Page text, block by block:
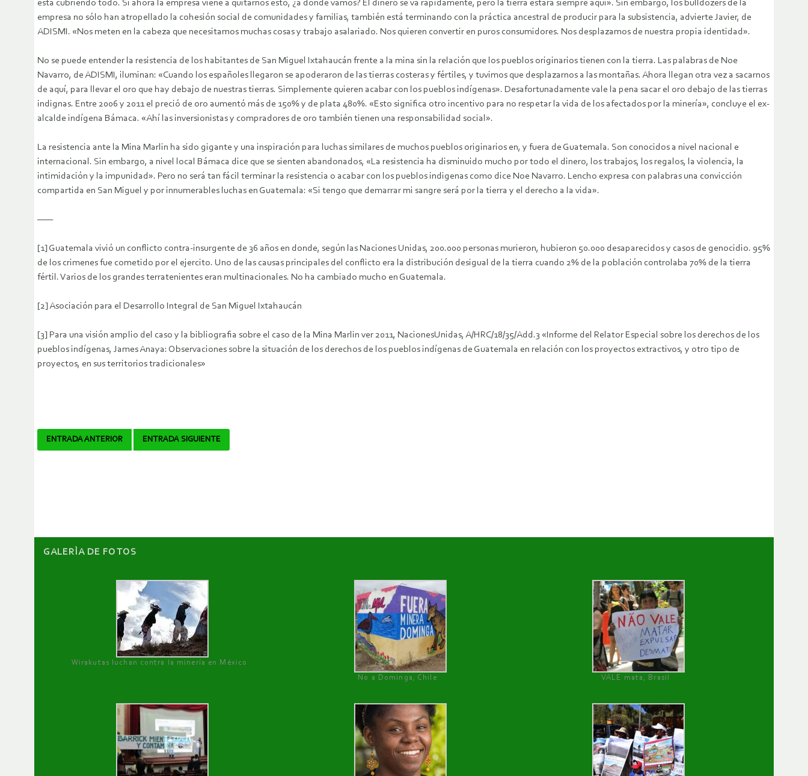
está cubriendo todo. Si ahora la empresa viene a quitarnos esto, ¿a dónde vamos? El dinero se va rápidamente, pero la tierra estará siempre aquí». Sin embargo, los bulldozers de la
empresa no sólo han atropellado la cohesión social de comunidades y familias, también está terminando con la práctica ancestral de producir para la subsistencia, advierte Javier, de
ADISMI. «Nos meten en la cabeza que necesitamos muchas cosas y trabajo asalariado. Nos quieren convertir en puros consumidores. Nos desplazamos de nuestra propia identidad».
No se puede entender la resistencia de los habitantes de San Miguel Ixtahaucán frente a la mina sin la relación que los pueblos originarios tienen con la tierra. Las palabras de Noe
Navarro, de ADISMI, iluminan: «Cuando los españoles llegaron se apoderaron de las tierras costeras y fértiles, y tuvimos que desplazarnos a las montañas. Ahora llegan otra vez a sacarnos
de aquí, para llevar el oro que hay debajo de nuestras tierras. Simplemente quieren acabar con los pueblos indígenas». Desafortunadamente vale la pena sacar el oro debajo de las tierras
indignas. Entre 2006 y 2011 el preció de oro aumentó más de 150% y de plata 480%. «Esto significa otro incentivo para no respetar la vida de los afectados por la minería», concluye el ex-
alcalde indígena Bámaca. «Ahí las inversionistas y compradores de oro también tienen una responsabilidad social».
La resistencia ante la Mina Marlin ha sido gigante y una inspiración para luchas similares de muchos pueblos originarios en, y fuera de Guatemala. Son conocidos a nivel nacional e
internacional. Sin embargo, a nivel local Bámaca dice que se sienten abandonados, «La resistencia ha disminuido mucho por todo el dinero, los trabajos, los regalos, la violencia, la
intimidación y la impunidad». Pero no será tan fácil terminar la resistencia o acabar con los pueblos indigenas como dice Noe Navarro. Lencho expresa con palabras una convicción
compartida en San Miguel y por innumerables luchas en Guatemala: «Si tengo que demarrar mi sangre será por la tierra y el derecho a la vida».
——
[1] Guatemala vivió un conflicto contra-insurgente de 36 años en donde, según las Naciones Unidas, 200.000 personas murieron, hubieron 50.000 desaparecidos y casos de genocidio. 95%
de los crimenes fue cometido por el ejercito. Uno de las causas principales del conflicto era la distribución desigual de la tierra cuando 2% de la población controlaba 70% de la tierra
fértil. Varios de los grandes terratenientes eran multinacionales. No ha cambiado mucho en Guatemala.
[2] Asociación para el Desarrollo Integral de San Miguel Ixtahaucán
[3] Para una visión amplio del caso y la bibliografia sobre el caso de la Mina Marlin ver 2011, NacionesUnidas, A/HRC/18/35/Add.3 «Informe del Relator Especial sobre los derechos de los
pueblos indígenas, James Anaya: Observaciones sobre la situación de los derechos de los pueblos indígenas de Guatemala en relación con los proyectos extractivos, y otro tipo de
proyectos, en sus territorios tradicionales»
Navegador
ENTRADA ANTERIOR ENTRADA SIGUIENTE
GALERÌA DE FOTOS
Wirakutas luchan contra la minería en México
No a Dominga, Chile
VALE mata, Brasil